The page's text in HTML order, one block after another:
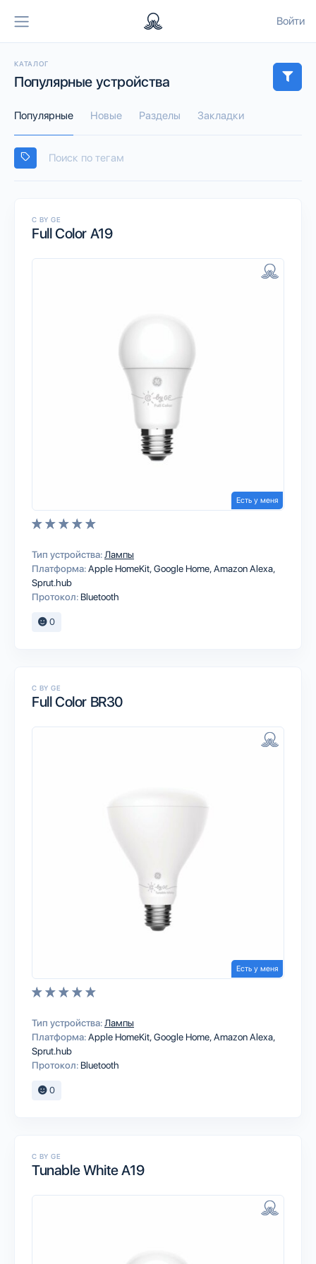
Войти
КАТАЛОГ
Популярные устройства
Популярные Новые Разделы Закладки
C BY GE
Full Color A19
Есть у меня
Тип устройства: Лампы
Платформа:Apple HomeKitGoogle HomeAmazon Alexa
Sprut.hub
Протокол: Bluetooth
0
C BY GE
Full Color BR30
Есть у меня
Тип устройства: Лампы
Платформа:Apple HomeKitGoogle HomeAmazon Alexa
Sprut.hub
Протокол: Bluetooth
0
C BY GE
Tunable White A19